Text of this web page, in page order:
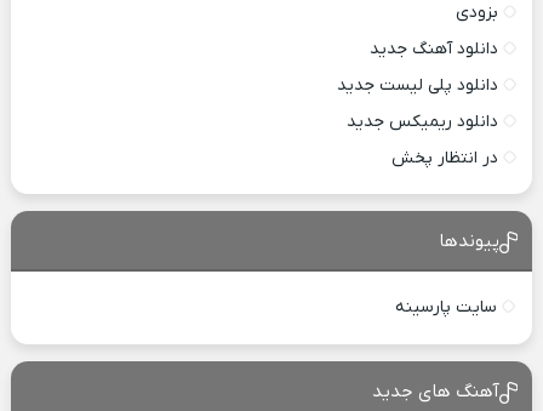
بزودی
دانلود آهنگ جدید
دانلود پلی لیست جدید
دانلود ریمیکس جدید
در انتظار پخش
پیوندها
سایت پارسینه
آهنگ های جدید